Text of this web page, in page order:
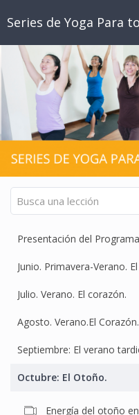
Series de Yoga Para
Busca una lección
Presentación del
Junio. Primavera-Verano.
Julio. Verano. El corazón.
Agosto. Verano.El Corazón.
Septiembre: El verano
Octubre: El Otoño.